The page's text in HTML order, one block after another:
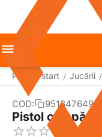
Pagina start / Jucării /
Reducere 7%
COD: 951847649
Pistol cu apă
Scrie